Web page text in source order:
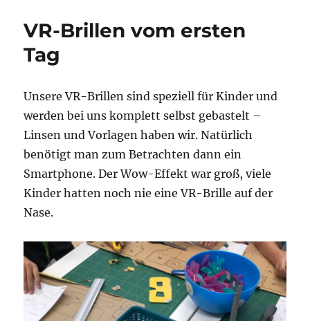
VR-Brillen vom ersten
Tag
Unsere VR-Brillen sind speziell für Kinder und
werden bei uns komplett selbst gebastelt –
Linsen und Vorlagen haben wir. Natürlich
benötigt man zum Betrachten dann ein
Smartphone. Der Wow-Effekt war groß, viele
Kinder hatten noch nie eine VR-Brille auf der
Nase.